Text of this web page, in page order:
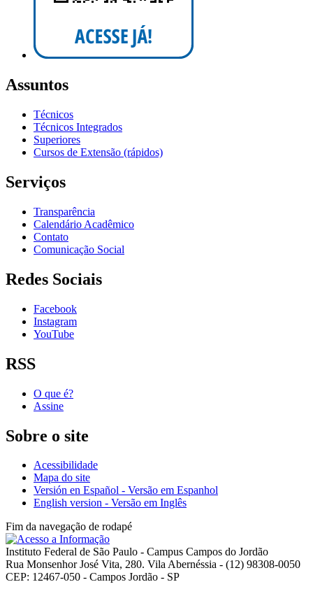
Assuntos
Técnicos
Técnicos Integrados
Superiores
Cursos de Extensão (rápidos)
Serviços
Transparência
Calendário Acadêmico
Contato
Comunicação Social
Redes Sociais
Facebook
Instagram
YouTube
RSS
O que é?
Assine
Sobre o site
Acessibilidade
Mapa do site
Versión en Español - Versão em Espanhol
English version - Versão em Inglês
Fim da navegação de rodapé
Instituto Federal de São Paulo - Campus Campos do Jordão
Rua Monsenhor José Vita, 280. Vila Abernéssia - (12) 98308-0050
CEP: 12467-050 - Campos Jordão - SP